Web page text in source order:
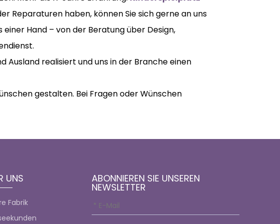
Reparaturen haben, können Sie sich gerne an uns
Hand – von der Beratung über Design,
Ausland realisiert und uns in der Branche einen
gestalten. Bei Fragen oder Wünschen
UNS
Fabrik
ABONNIEREN SIE UNSEREN
NEWSLETTER